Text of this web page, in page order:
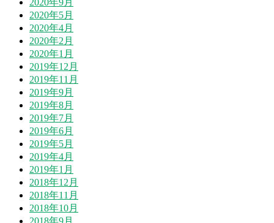
2020年9月
2020年5月
2020年4月
2020年2月
2020年1月
2019年12月
2019年11月
2019年9月
2019年8月
2019年7月
2019年6月
2019年5月
2019年4月
2019年1月
2018年12月
2018年11月
2018年10月